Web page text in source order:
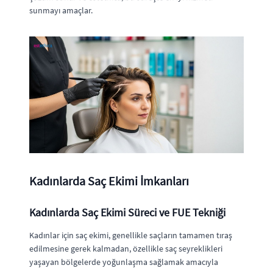
sunmayı amaçlar.
Kadınlarda Saç Ekimi İmkanları
Kadınlarda Saç Ekimi Süreci ve FUE Tekniği
Kadınlar için saç ekimi, genellikle saçların tamamen tıraş
edilmesine gerek kalmadan, özellikle saç seyreklikleri
yaşayan bölgelerde yoğunlaşma sağlamak amacıyla